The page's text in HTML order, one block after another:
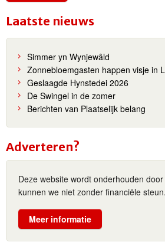
Laatste nieuws
Simmer yn Wynjewâld
Zonnebloemgasten happen visje in
Geslaagde Hynstedei 2026
De Swingel in de zomer
Berichten van Plaatselijk belang
Adverteren?
Deze website wordt onderhouden
kunnen we niet zonder financiële steun.
Meer informatie